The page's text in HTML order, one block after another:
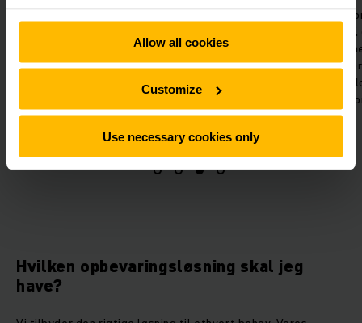
Allow all cookies
Customize
Use necessary cookies only
automatiseringsløsning, og
tilbyder et enkelt kontaktpunkt
gennem alle faser.
Vores
tilgængelig 24/
netværk af
Hvilken opbevaringsløsning skal jeg
have?